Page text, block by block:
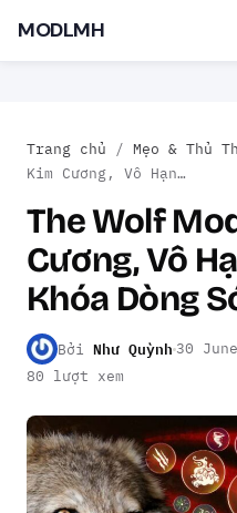
TÌM KIẾM PHỔ BIẾN
MOD APK Game offline
MODLMH
Trang chủ / Mẹo & Thủ
Kim Cương, Vô Hạn…
The Wolf
Cương, Vô
Khóa Dòng
Bởi Như Quỳnh 30
80 lượt xem